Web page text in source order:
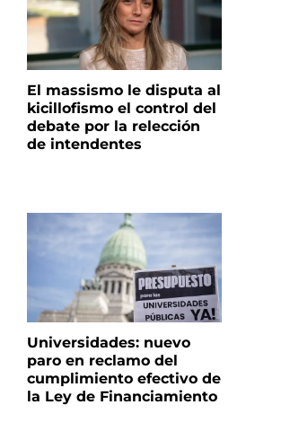
El massismo le disputa al
kicillofismo el control del
debate por la relección
de intendentes
Universidades: nuevo
paro en reclamo del
cumplimiento efectivo de
la Ley de Financiamiento